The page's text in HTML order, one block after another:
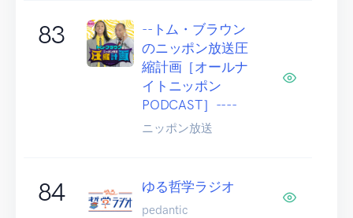
83
--トム・ブラウン
のニッポン放送圧
縮計画［オールナ
イトニッポン
PODCAST］----
ニッポン放送
84 ゆる哲学ラジオ
pedantic